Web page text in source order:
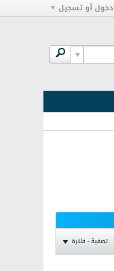
دخول أو تسجيل
تصفية - فلترة